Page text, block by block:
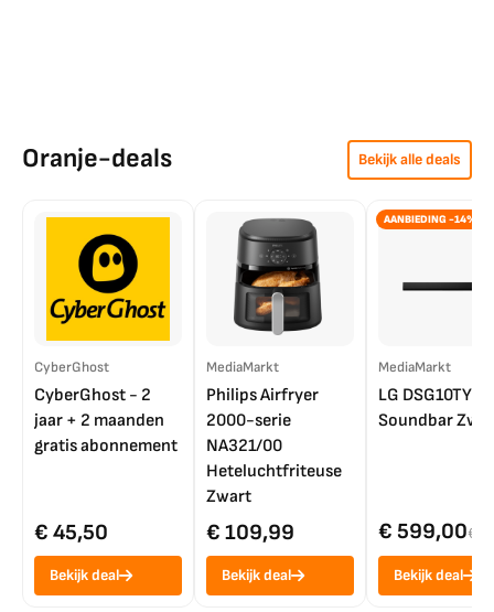
Oranje-deals Bekijk alle deals
CyberGhost
CyberGhost - 2
jaar + 2 maanden
gratis abonnement
€ 45,50
Bekijk deal
MediaMarkt
Philips Airfryer
2000-serie
NA321/00
Heteluchtfriteuse
Zwart
€ 109,99
Bekijk deal
AANBIEDING -14%
MediaMarkt
LG DSG10TY
Soundbar
€ 599,00€
Bekijk deal